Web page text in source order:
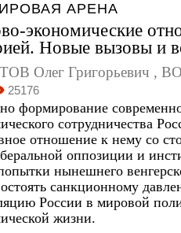
АРЕНА
экономические
Новые вызовы и
Олег Григорьевич ,
25176
формирование
сотрудничества
отношение к нему со
оппозиции и
нынешнего
санкционному
России в мировой
жизни.